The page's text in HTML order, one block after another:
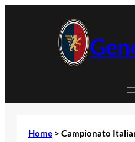
Home > Campionato